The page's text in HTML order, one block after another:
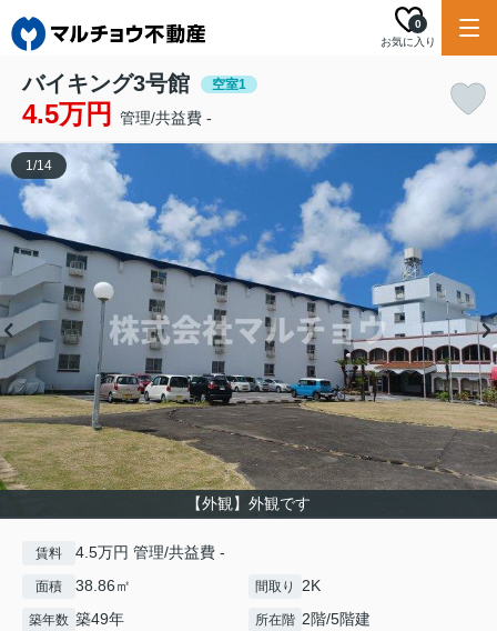
お気に入り
0
バイキング3号館 空室1
4.5万円 管理/共益費 -
【外観】外観です
1/14
賃料 4.5万円 管理/共益費 -
面積 38.86㎡ 間取り 2K
築年数 築49年 所在階 2階/5階建